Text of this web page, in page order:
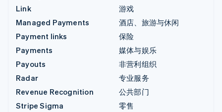
Link
Managed Payments
Payment links
Payments
Payouts
Radar
Revenue Recognition
Stripe Sigma
游戏
酒店、旅游与休闲
保险
媒体与娱乐
非营利组织
专业服务
公共部门
零售